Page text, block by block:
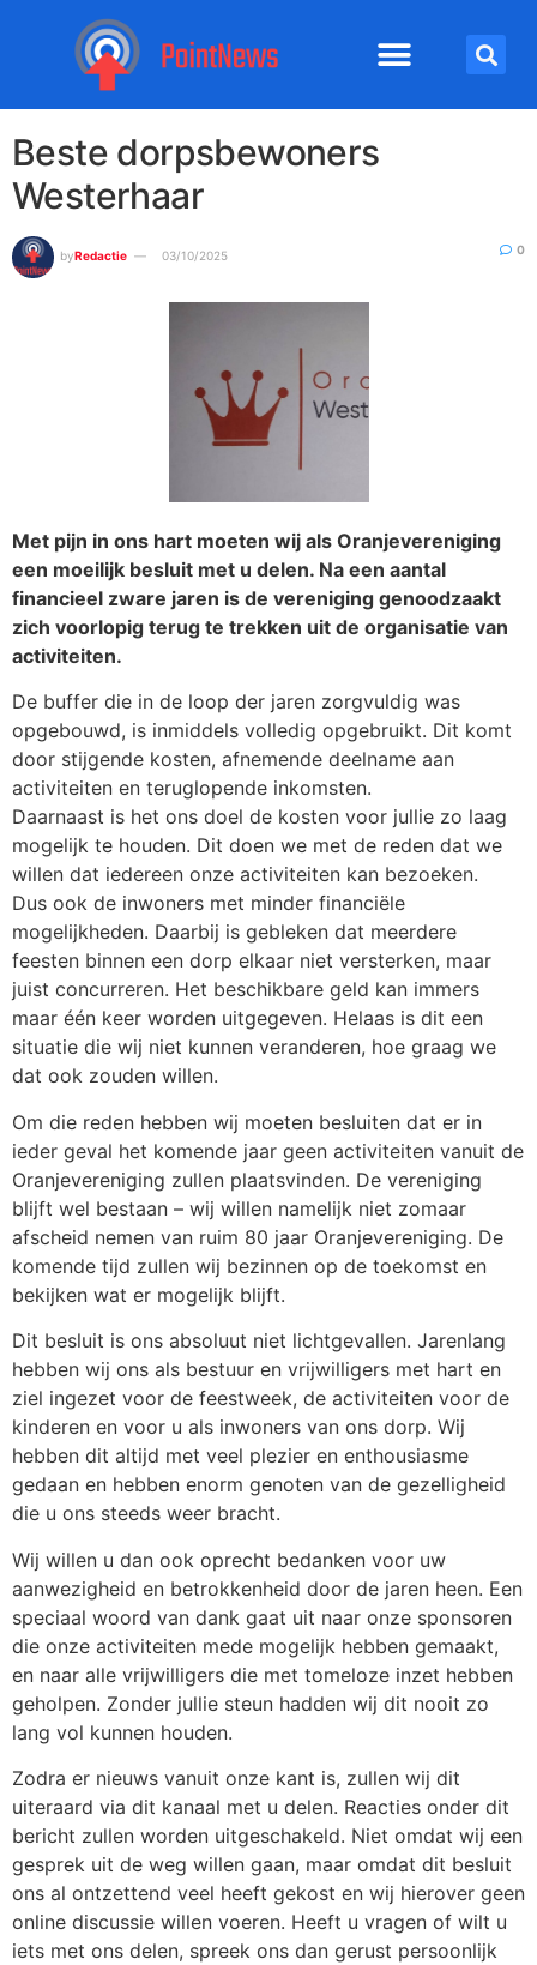
Beste dorpsbewoners
Westerhaar
byRedactie 03/10/2025 0
Met pijn in ons hart moeten wij als Oranjevereniging
een moeilijk besluit met u delen. Na een aantal
financieel zware jaren is de vereniging genoodzaakt
zich voorlopig terug te trekken uit de organisatie van
activiteiten.
De buffer die in de loop der jaren zorgvuldig was
opgebouwd, is inmiddels volledig opgebruikt. Dit komt
door stijgende kosten, afnemende deelname aan
activiteiten en teruglopende inkomsten.
Daarnaast is het ons doel de kosten voor jullie zo laag
mogelijk te houden. Dit doen we met de reden dat we
willen dat iedereen onze activiteiten kan bezoeken.
Dus ook de inwoners met minder financiële
mogelijkheden. Daarbij is gebleken dat meerdere
feesten binnen een dorp elkaar niet versterken, maar
juist concurreren. Het beschikbare geld kan immers
maar één keer worden uitgegeven. Helaas is dit een
situatie die wij niet kunnen veranderen, hoe graag we
dat ook zouden willen.
Om die reden hebben wij moeten besluiten dat er in
ieder geval het komende jaar geen activiteiten vanuit de
Oranjevereniging zullen plaatsvinden. De vereniging
blijft wel bestaan – wij willen namelijk niet zomaar
afscheid nemen van ruim 80 jaar Oranjevereniging. De
komende tijd zullen wij bezinnen op de toekomst en
bekijken wat er mogelijk blijft.
Dit besluit is ons absoluut niet lichtgevallen. Jarenlang
hebben wij ons als bestuur en vrijwilligers met hart en
ziel ingezet voor de feestweek, de activiteiten voor de
kinderen en voor u als inwoners van ons dorp. Wij
hebben dit altijd met veel plezier en enthousiasme
gedaan en hebben enorm genoten van de gezelligheid
die u ons steeds weer bracht.
Wij willen u dan ook oprecht bedanken voor uw
aanwezigheid en betrokkenheid door de jaren heen. Een
speciaal woord van dank gaat uit naar onze sponsoren
die onze activiteiten mede mogelijk hebben gemaakt,
en naar alle vrijwilligers die met tomeloze inzet hebben
geholpen. Zonder jullie steun hadden wij dit nooit zo
lang vol kunnen houden.
Zodra er nieuws vanuit onze kant is, zullen wij dit
uiteraard via dit kanaal met u delen. Reacties onder dit
bericht zullen worden uitgeschakeld. Niet omdat wij een
gesprek uit de weg willen gaan, maar omdat dit besluit
ons al ontzettend veel heeft gekost en wij hierover geen
online discussie willen voeren. Heeft u vragen of wilt u
iets met ons delen, spreek ons dan gerust persoonlijk